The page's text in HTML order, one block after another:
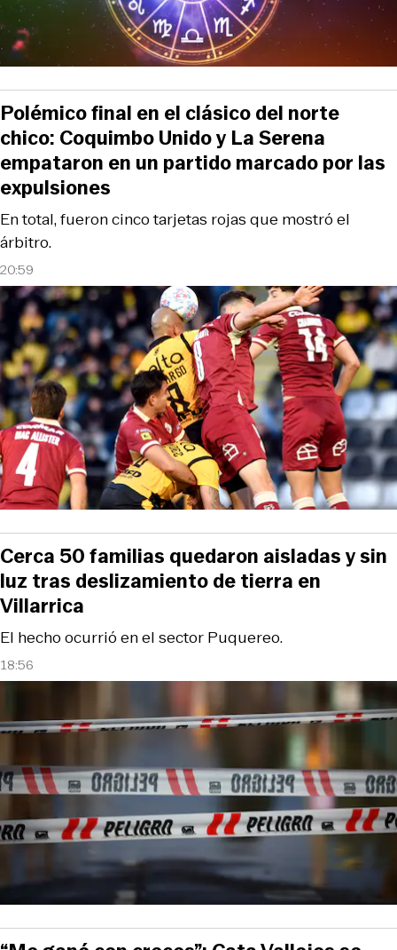
20:59
En total, fueron cinco tarjetas rojas que mostró el
árbitro.
Polémico final en el clásico del norte
chico: Coquimbo Unido y La Serena
empataron en un partido marcado por las
expulsiones
18:56
El hecho ocurrió en el sector Puquereo.
Cerca 50 familias quedaron aisladas y sin
luz tras deslizamiento de tierra en
Villarrica